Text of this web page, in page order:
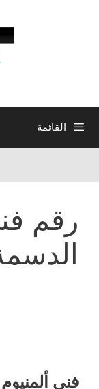
القائمة
رقم
فني